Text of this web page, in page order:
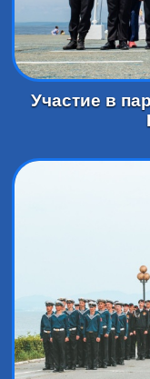
Участие в